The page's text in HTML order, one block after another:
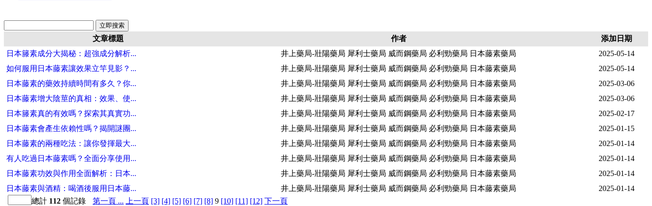
文章標題 作者
添加日期
日本籐素成分大揭秘：超強成分解析...
井上藥局-壯陽藥局 犀利士藥局 威而鋼藥局 必利勁藥局 日本藤素藥局
2025-05-14
如何服用日本藤素讓效果立竿見影？...
井上藥局-壯陽藥局 犀利士藥局 威而鋼藥局 必利勁藥局 日本藤素藥局
2025-05-14
日本藤素的藥效持續時間有多久？你...
井上藥局-壯陽藥局 犀利士藥局 威而鋼藥局 必利勁藥局 日本藤素藥局
2025-03-06
日本藤素增大陰莖的真相：效果、使...
井上藥局-壯陽藥局 犀利士藥局 威而鋼藥局 必利勁藥局 日本藤素藥局
2025-03-06
日本籐素真的有效嗎？探索其真實功...
井上藥局-壯陽藥局 犀利士藥局 威而鋼藥局 必利勁藥局 日本藤素藥局
2025-02-17
日本藤素會產生依賴性嗎？揭開謎團...
井上藥局-壯陽藥局 犀利士藥局 威而鋼藥局 必利勁藥局 日本藤素藥局
2025-01-15
日本藤素的兩種吃法：讓你發揮最大...
井上藥局-壯陽藥局 犀利士藥局 威而鋼藥局 必利勁藥局 日本藤素藥局
2025-01-14
有人吃過日本藤素嗎？全面分享使用...
井上藥局-壯陽藥局 犀利士藥局 威而鋼藥局 必利勁藥局 日本藤素藥局
2025-01-14
日本藤素功效與作用全面解析：日本...
井上藥局-壯陽藥局 犀利士藥局 威而鋼藥局 必利勁藥局 日本藤素藥局
2025-01-14
日本藤素與酒精：喝酒後服用日本藤...
井上藥局-壯陽藥局 犀利士藥局 威而鋼藥局 必利勁藥局 日本藤素藥局
2025-01-14
總計 112 個記錄 第一頁 ... 上一頁 [3] [4] [5] [6] [7] [8] 9 [10] [11] [12] 下一頁